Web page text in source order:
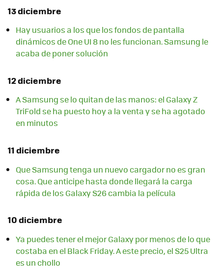
13 diciembre
Hay usuarios a los que los fondos de pantalla
dinámicos de One UI 8 no les funcionan. Samsung le
acaba de poner solución
12 diciembre
A Samsung se lo quitan de las manos: el Galaxy Z
TriFold se ha puesto hoy a la venta y se ha agotado
en minutos
11 diciembre
Que Samsung tenga un nuevo cargador no es gran
cosa. Que anticipe hasta donde llegará la carga
rápida de los Galaxy S26 cambia la película
10 diciembre
Ya puedes tener el mejor Galaxy por menos de lo que
costaba en el Black Friday. A este precio, el S25 Ultra
es un chollo